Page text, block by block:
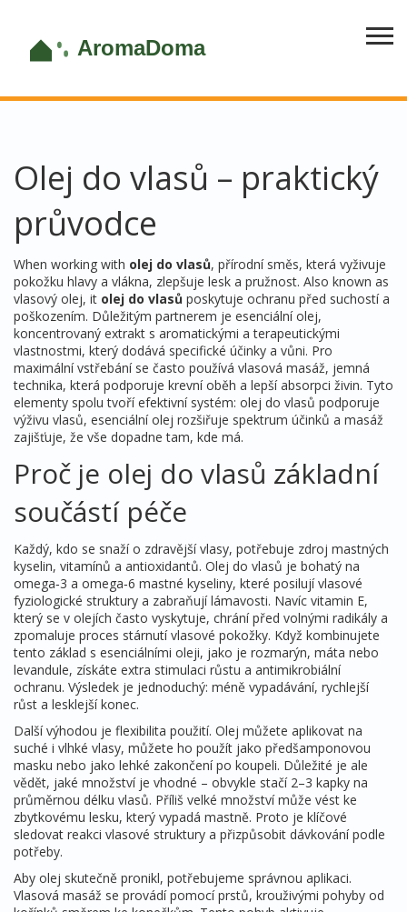
Olej do vlasů – praktický
průvodce
When working with olej do vlasů, přírodní směs, která vyživuje
pokožku hlavy a vlákna, zlepšuje lesk a pružnost. Also known as
vlasový olej, it olej do vlasů poskytuje ochranu před suchostí a
poškozením. Důležitým partnerem je esenciální olej,
koncentrovaný extrakt s aromatickými a terapeutickými
vlastnostmi, který dodává specifické účinky a vůni. Pro
maximální vstřebání se často používá vlasová masáž, jemná
technika, která podporuje krevní oběh a lepší absorpci živin. Tyto
elementy spolu tvoří efektivní systém: olej do vlasů podporuje
výživu vlasů, esenciální olej rozšiřuje spektrum účinků a masáž
zajišťuje, že vše dopadne tam, kde má.
Proč je olej do vlasů základní
součástí péče
Každý, kdo se snaží o zdravější vlasy, potřebuje zdroj mastných
kyselin, vitamínů a antioxidantů. Olej do vlasů je bohatý na
omega‑3 a omega‑6 mastné kyseliny, které posilují vlasové
fyziologické struktury a zabraňují lámavosti. Navíc vitamin E,
který se v olejích často vyskytuje, chrání před volnými radikály a
zpomaluje proces stárnutí vlasové pokožky. Když kombinujete
tento základ s esenciálními oleji, jako je rozmarýn, máta nebo
levandule, získáte extra stimulaci růstu a antimikrobiální
ochranu. Výsledek je jednoduchý: méně vypadávání, rychlejší
růst a lesklejší konec.
Další výhodou je flexibilita použití. Olej můžete aplikovat na
suché i vlhké vlasy, můžete ho použít jako předšamponovou
masku nebo jako lehké zakončení po koupeli. Důležité je ale
vědět, jaké množství je vhodné – obvykle stačí 2–3 kapky na
průměrnou délku vlasů. Příliš velké množství může vést ke
zbytkovému lesku, který vypadá mastně. Proto je klíčové
sledovat reakci vlasové struktury a přizpůsobit dávkování podle
potřeby.
Aby olej skutečně pronikl, potřebujeme správnou aplikaci.
Vlasová masáž se provádí pomocí prstů, krouživými pohyby od